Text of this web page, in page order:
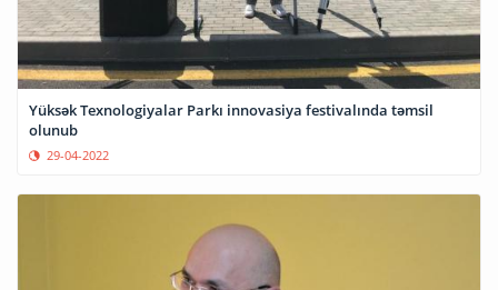
Yüksək Texnologiyalar Parkı innovasiya festivalında təmsil
olunub
29-04-2022